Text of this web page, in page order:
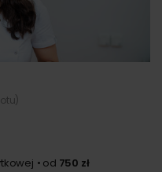
od 750 zł